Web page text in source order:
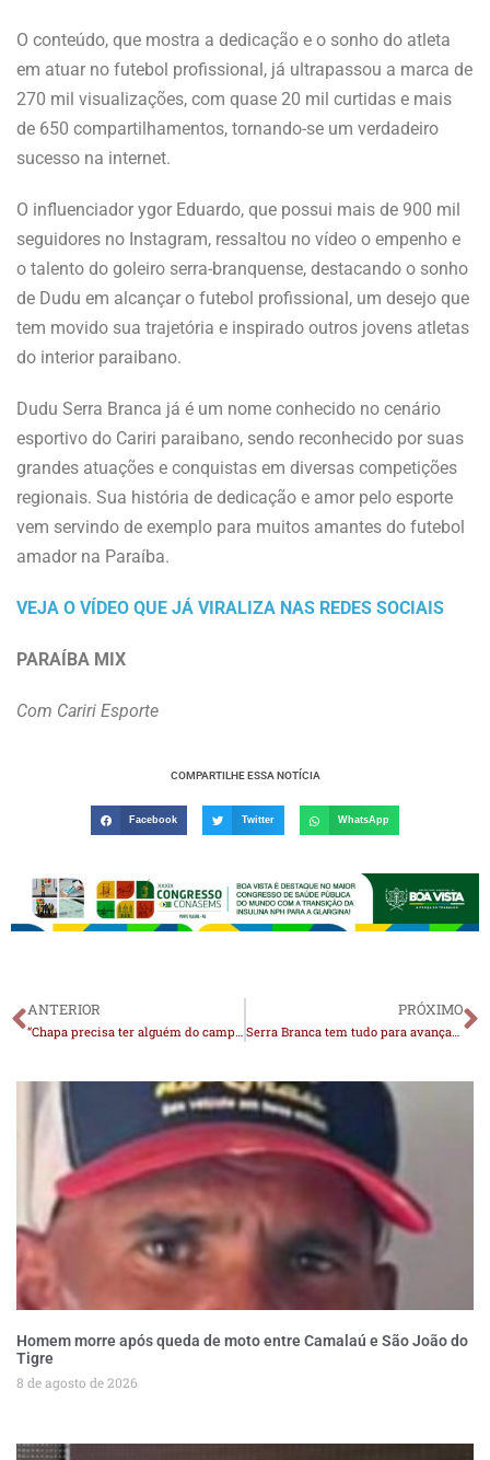
O conteúdo, que mostra a dedicação e o sonho do atleta
em atuar no futebol profissional, já ultrapassou a marca de
270 mil visualizações, com quase 20 mil curtidas e mais
de 650 compartilhamentos, tornando-se um verdadeiro
sucesso na internet.
O influenciador ygor Eduardo, que possui mais de 900 mil
seguidores no Instagram, ressaltou no vídeo o empenho e
o talento do goleiro serra-branquense, destacando o sonho
de Dudu em alcançar o futebol profissional, um desejo que
tem movido sua trajetória e inspirado outros jovens atletas
do interior paraibano.
Dudu Serra Branca já é um nome conhecido no cenário
esportivo do Cariri paraibano, sendo reconhecido por suas
grandes atuações e conquistas em diversas competições
regionais. Sua história de dedicação e amor pelo esporte
vem servindo de exemplo para muitos amantes do futebol
amador na Paraíba.
VEJA O VÍDEO QUE JÁ VIRALIZA NAS REDES SOCIAIS
PARAÍBA MIX
Com Cariri Esporte
COMPARTILHE ESSA NOTÍCIA
Facebook Twitter WhatsApp
ANTERIOR
“Chapa precisa ter alguém do campo progressista — e pode ser uma mulher”, diz Pollyanna sobre vice de Lucas
PRÓXIMO
Serra Branca tem tudo para avançar, mas precisa soltar a âncora chamada “Marcos Pereira”, por Júnior Queiroz
Homem morre após queda de moto entre Camalaú e São João do
Tigre
8 de agosto de 2026